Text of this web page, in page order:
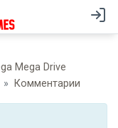
Mega Drive
Комментарии